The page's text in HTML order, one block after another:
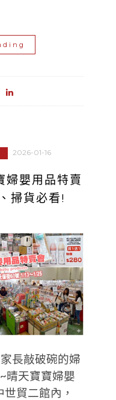
2026-01-16
婦嬰用品特賣
掃貨必看!
長敲破碗的婦
晴天寶寶婦嬰
貿二館內，